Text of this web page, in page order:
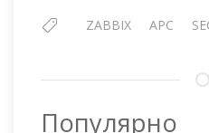
ZABBIX APC
Популярно